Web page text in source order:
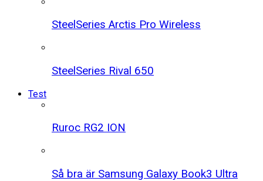
SteelSeries Arctis Pro Wireless
SteelSeries Rival 650
Test
Ruroc RG2 ION
Så bra är Samsung Galaxy Book3 Ultra